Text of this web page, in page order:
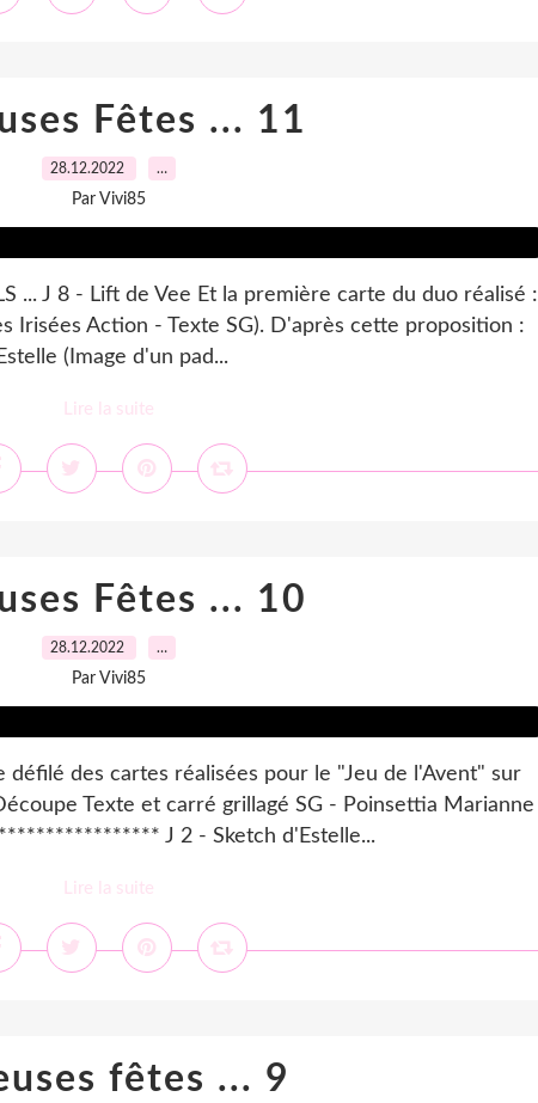
Fêtes ... 11
28.12.2022 …
Par Vivi85
... J 8 - Lift de Vee Et la première carte du duo réalisé :
Irisées Action - Texte SG). D'après cette proposition :
(Image d'un pad...
Lire la suite
Fêtes ... 10
28.12.2022 …
Par Vivi85
défilé des cartes réalisées pour le "Jeu de l'Avent" sur
Texte et carré grillagé SG - Poinsettia Marianne
J 2 - Sketch d'Estelle...
Lire la suite
fêtes ... 9